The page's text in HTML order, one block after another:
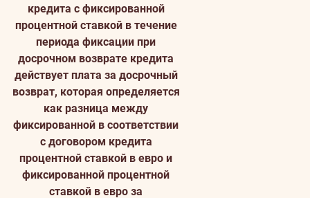
кредита с фиксированной
процентной ставкой в течение
периода фиксации при
досрочном возврате кредита
действует плата за досрочный
возврат, которая определяется
как разница между
фиксированной в соответствии
с договором кредита
процентной ставкой в евро и
фиксированной процентной
ставкой в евро за